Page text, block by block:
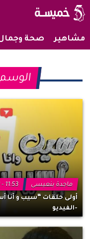
مشاهير صحة
ماجدة بنعيسى
11:53 - 1 أغسطس 2023
أولى حلقات “سيب و
-الفيديو